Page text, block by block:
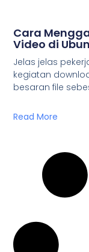
Cara
Video di
Jelas jelas
kegiatan
besaran file
Read More